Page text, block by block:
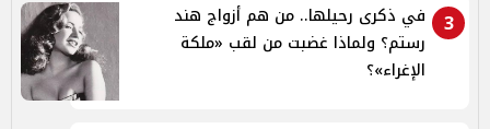
3
في ذكرى رحيلها.. من هم أزواج هند
رستم؟ ولماذا غضبت من لقب «ملكة
الإغراء»؟